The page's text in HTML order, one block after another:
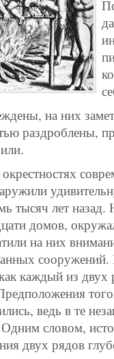
на них
раздроблены,
тысяч лет
домов,
на них
каждый из двух
ведь в те
словом,
двух рядов